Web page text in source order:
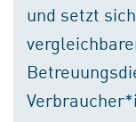
und setzt